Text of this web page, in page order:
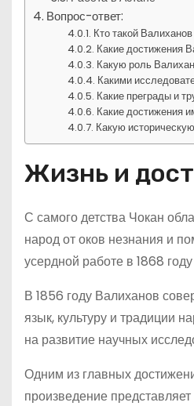
Вопрос-ответ:
Кто такой
Какие достижения
Какую роль
Какими
Какие преграды и
Какие достижения
Какую
Жизнь и
С самого детства Чокан
народ от оков незнания и
усердной работе в 1868
В 1856 году Валиханов
язык, культуру и традиции
на развитие научных
Одним из главных
произведение